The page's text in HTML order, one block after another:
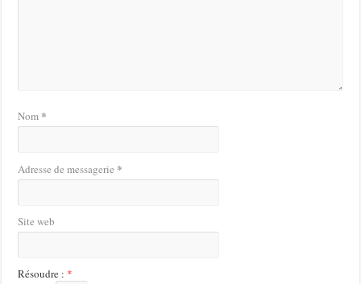
Nom *
Adresse de messagerie *
Site web
Résoudre : *